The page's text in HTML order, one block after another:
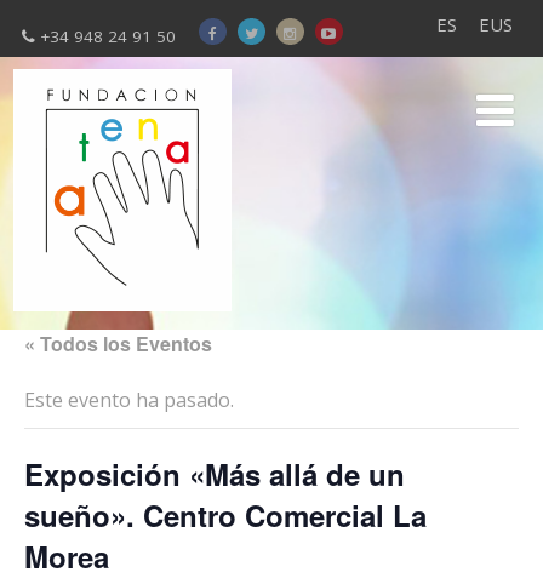
ES EUS
+34 948 24 91 50
« Todos los Eventos
Este evento ha pasado.
Exposición «Más allá de un
sueño». Centro Comercial La
Morea